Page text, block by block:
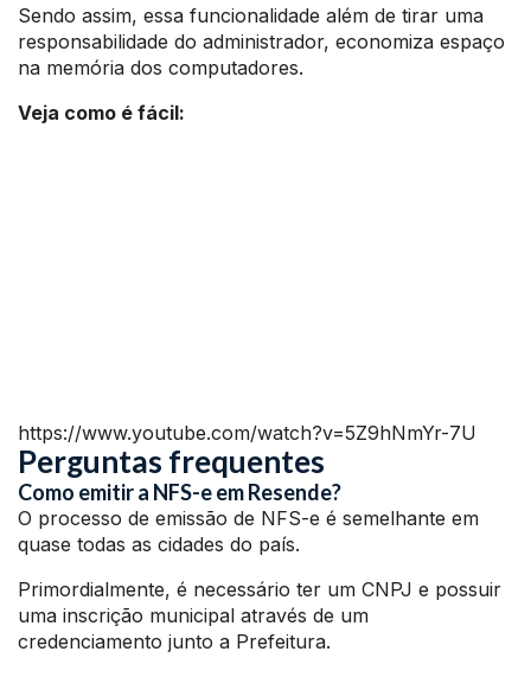
Sendo assim, essa funcionalidade além de tirar uma
responsabilidade do administrador, economiza espaço
na memória dos computadores.
Veja como é fácil:
https://www.youtube.com/watch?v=5Z9hNmYr-7U
Perguntas frequentes
Como emitir a NFS-e em Resende?
O processo de emissão de NFS-e é semelhante em
quase todas as cidades do país.
Primordialmente, é necessário ter um CNPJ e possuir
uma inscrição municipal através de um
credenciamento junto a Prefeitura.